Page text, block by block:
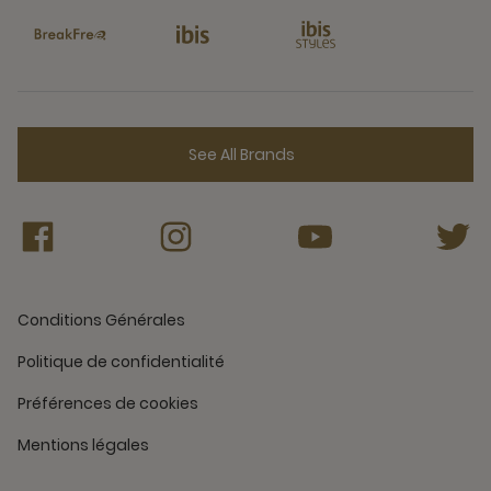
See All Brands
Conditions Générales
Politique de confidentialité
Préférences de cookies
Mentions légales